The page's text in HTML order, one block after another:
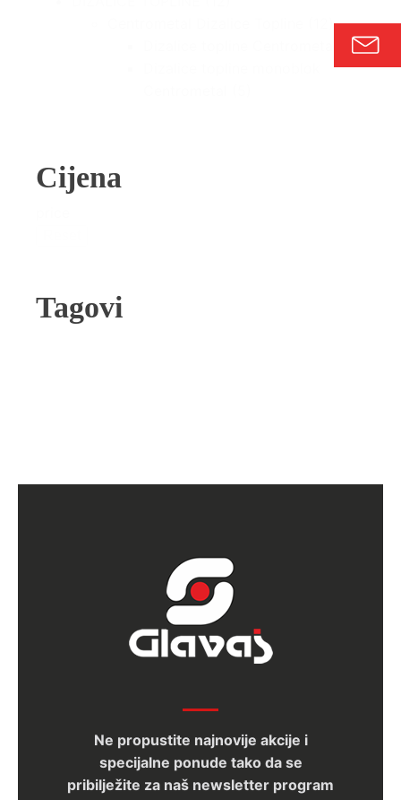
(7)
Cijena
Tagovi
Ne propustite najnovije akcije i
specijalne ponude tako da se
pribilježite za naš newsletter program